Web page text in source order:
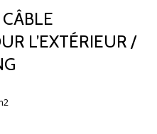
L’EXTÉRIEUR /